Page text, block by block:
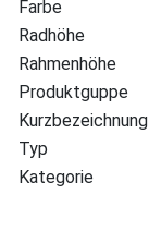
Farbe
Radhöhe
Rahmenhöhe
Produktguppe
Kurzbezeichnung
Typ
Kategorie